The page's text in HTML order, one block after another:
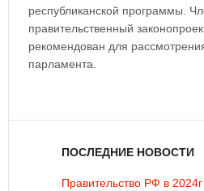
республиканской программы.
правительственный
рекомендован для
парламента.
ПОСЛЕДНИЕ НОВОСТИ
Правительство РФ в